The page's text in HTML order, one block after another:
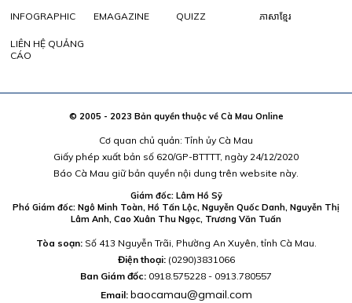
INFOGRAPHIC EMAGAZINE QUIZZ ភាសាខ្មែរ
LIÊN HỆ QUẢNG
CÁO
© 2005 - 2023 Bản quyền thuộc về Cà Mau Online
Cơ quan chủ quản: Tỉnh ủy Cà Mau
Giấy phép xuất bản số 620/GP-BTTTT, ngày 24/12/2020
Báo Cà Mau giữ bản quyền nội dung trên website này.
Giám đốc: Lâm Hồ Sỹ
Phó Giám đốc: Ngô Minh Toàn, Hồ Tấn Lộc, Nguyễn Quốc Danh, Nguyễn Thị
Lâm Anh, Cao Xuân Thu Ngọc, Trương Văn Tuấn
Tòa soạn:Số 413 Nguyễn Trãi, Phường An Xuyên, tỉnh Cà Mau.
Điện thoại: (0290)3831066
Ban Giám đốc: 0918.575228 - 0913.780557
Email: baocamau@gmail.com